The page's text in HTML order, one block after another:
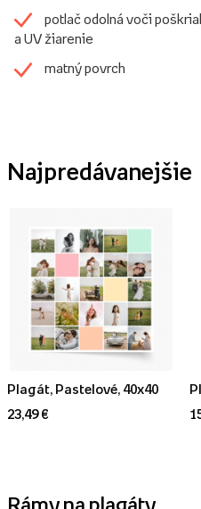
potlač odolná voči
a UV žiarenie
matný povrch
Najpredávanejšie
Plagát, Pastelové, 40x40
23,49 €
Rámy na plagáty